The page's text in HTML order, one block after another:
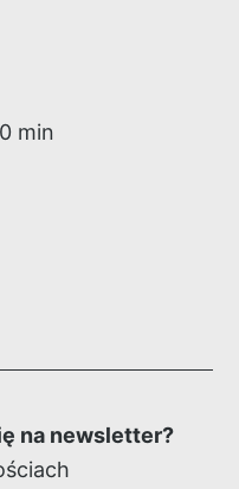
min
na newsletter?